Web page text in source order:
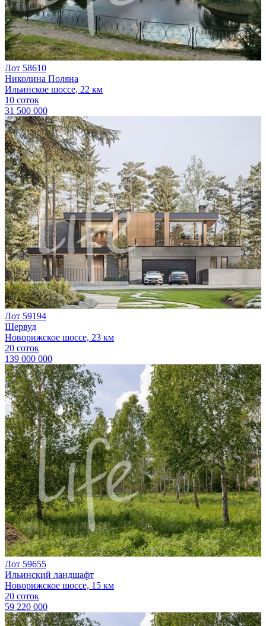
Лот 58610
Николина Поляна
Ильинское шоссе, 22 км
10 соток
31 500 000
Лот 59194
Шервуд
Новорижское шоссе, 23 км
20 соток
139 000 000
Лот 59655
Ильинский ландшафт
Новорижское шоссе, 15 км
20 соток
59 220 000